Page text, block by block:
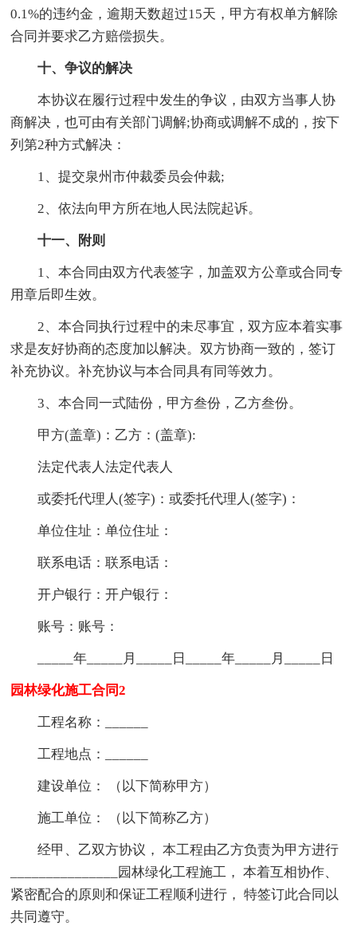
0.1%的违约金，逾期天数超过15天，甲方有权单方解除
合同并要求乙方赔偿损失。
十、争议的解决
本协议在履行过程中发生的争议，由双方当事人协
商解决，也可由有关部门调解;协商或调解不成的，按下
列第2种方式解决：
1、提交泉州市仲裁委员会仲裁;
2、依法向甲方所在地人民法院起诉。
十一、附则
1、本合同由双方代表签字，加盖双方公章或合同专
用章后即生效。
2、本合同执行过程中的未尽事宜，双方应本着实事
求是友好协商的态度加以解决。双方协商一致的，签订
补充协议。补充协议与本合同具有同等效力。
3、本合同一式陆份，甲方叁份，乙方叁份。
甲方(盖章)：乙方：(盖章):
法定代表人法定代表人
或委托代理人(签字)：或委托代理人(签字)：
单位住址：单位住址：
联系电话：联系电话：
开户银行：开户银行：
账号：账号：
_____年_____月_____日_____年_____月_____日
园林绿化施工合同2
工程名称：______
工程地点：______
建设单位： （以下简称甲方）
施工单位： （以下简称乙方）
经甲、乙双方协议， 本工程由乙方负责为甲方进行
_______________园林绿化工程施工， 本着互相协作、
紧密配合的原则和保证工程顺利进行， 特签订此合同以
共同遵守。